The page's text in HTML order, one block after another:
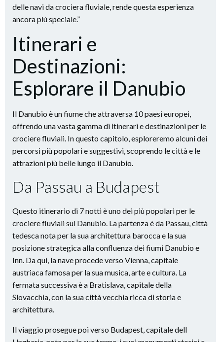
delle navi da crociera fluviale, rende questa esperienza
ancora più speciale.”
Itinerari e
Destinazioni:
Esplorare il Danubio
Il Danubio è un fiume che attraversa 10 paesi europei,
offrendo una vasta gamma di itinerari e destinazioni per le
crociere fluviali. In questo capitolo, esploreremo alcuni dei
percorsi più popolari e suggestivi, scoprendo le città e le
attrazioni più belle lungo il Danubio.
Da Passau a Budapest
Questo itinerario di 7 notti è uno dei più popolari per le
crociere fluviali sul Danubio. La partenza è da Passau, città
tedesca nota per la sua architettura barocca e la sua
posizione strategica alla confluenza dei fiumi Danubio e
Inn. Da qui, la nave procede verso Vienna, capitale
austriaca famosa per la sua musica, arte e cultura. La
fermata successiva è a Bratislava, capitale della
Slovacchia, con la sua città vecchia ricca di storia e
architettura.
Il viaggio prosegue poi verso Budapest, capitale dell